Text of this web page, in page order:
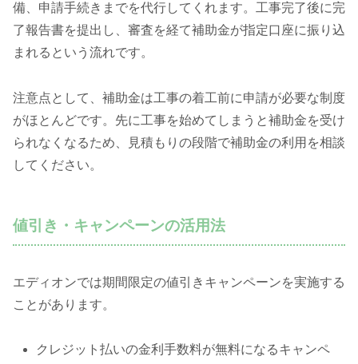
備、申請手続きまでを代行してくれます。工事完了後に完
了報告書を提出し、審査を経て補助金が指定口座に振り込
まれるという流れです。
注意点として、補助金は工事の着工前に申請が必要な制度
がほとんどです。先に工事を始めてしまうと補助金を受け
られなくなるため、見積もりの段階で補助金の利用を相談
してください。
値引き・キャンペーンの活用法
エディオンでは期間限定の値引きキャンペーンを実施する
ことがあります。
クレジット払いの金利手数料が無料になるキャンペ